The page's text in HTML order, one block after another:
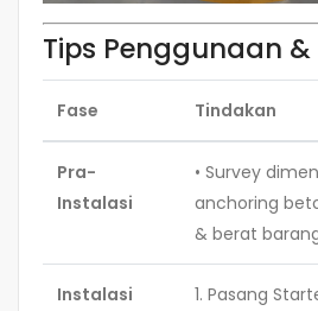
Tips Penggunaan
Fase Tindakan
Pra-
Instalasi
• Survey
anchoring
& berat
Instalasi
1. Pasang